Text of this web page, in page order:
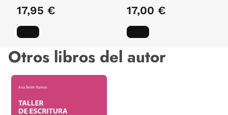
17,95 € 17,00 €
Otros libros del autor